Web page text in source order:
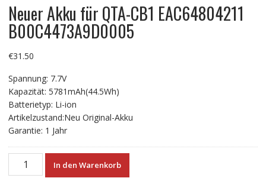
Neuer Akku für QTA-CB1 EAC64804211
B00C4473A9D0005
€31.50
Spannung: 7.7V
Kapazität: 5781mAh(44.5Wh)
Batterietyp: Li-ion
Artikelzustand:Neu Original-Akku
Garantie: 1 Jahr
Neuer
Akku
In den Warenkorb